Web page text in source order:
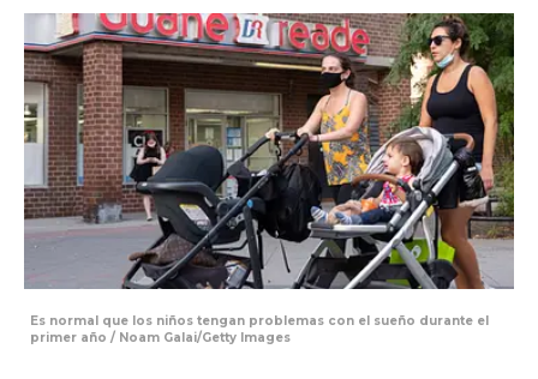
Es normal que los niños tengan problemas con el sueño durante el
primer año / Noam Galai/Getty Images